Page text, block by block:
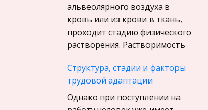
Компьютерные сети
Материаловедение
Авиация
данных
Бухгалтерский учет
История
альвеолярного воздуха в
кровь или из крови в ткань,
проходит стадию физического
растворения. Растворимость
Структура, стадии и факторы
трудовой адаптации
Однако при поступлении на